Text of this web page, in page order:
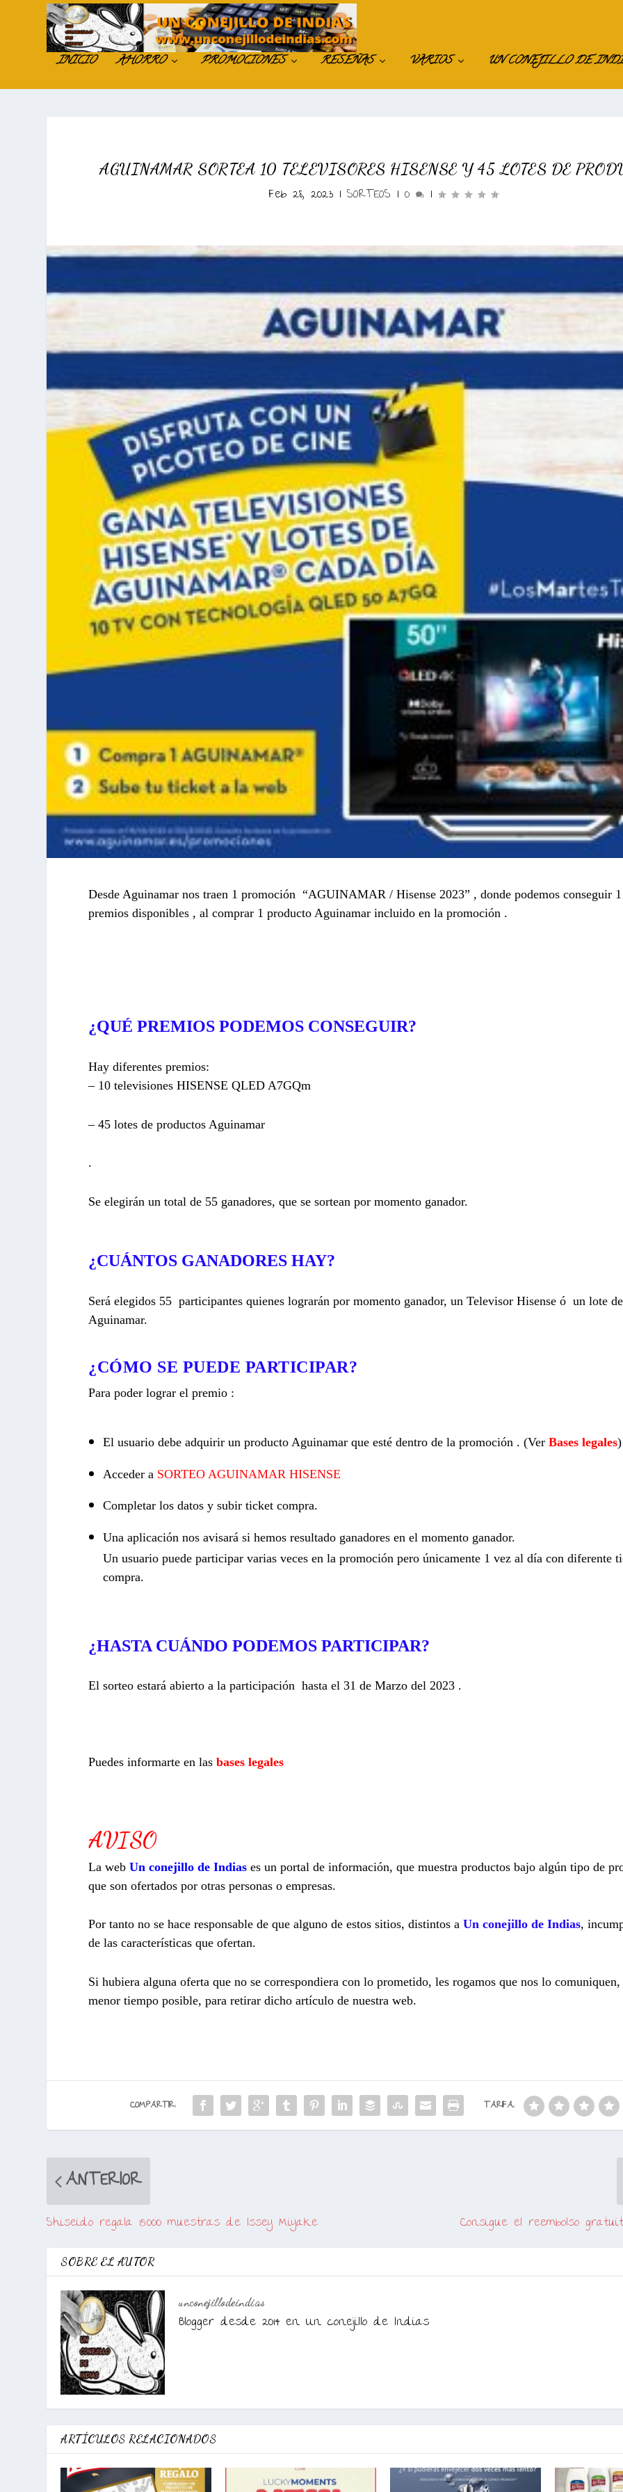
INICIO AHORRO PROMOCIONES RESEÑAS VARIOS UN CONEJILLO DE
AGUINAMAR SORTEA 10 TELEVISORES HISENSE Y 45 LOTES DE
Feb 28, 2023| SORTEOS | 0 |
Desde Aguinamar nos traen 1 promoción “AGUINAMAR / Hisense 2023” , donde podemos conseguir
premios disponibles , al comprar 1 producto Aguinamar incluido en la promoción .
¿QUÉ PREMIOS PODEMOS CONSEGUIR?
Hay diferentes premios:
– 10 televisiones HISENSE QLED A7GQm
– 45 lotes de productos Aguinamar
.
Se elegirán un total de 55 ganadores, que se sortean por momento ganador.
¿CUÁNTOS GANADORES HAY?
Será elegidos 55participantesquienes lograrán por momento ganador, un Televisor Hisense ó un lote
Aguinamar.
¿CÓMO SE PUEDE PARTICIPAR?
Para poder lograr el premio :
El usuario debe adquirir un producto Aguinamar que esté dentro de la promoción . (Ver Bases legales)
Acceder a SORTEO AGUINAMAR HISENSE
Completar los datos y subir ticket compra.
Una aplicación nos avisará si hemos resultado ganadores en el momento ganador.
Un usuario puede participar varias veces en la promoción pero únicamente 1 vez al día con diferente
compra.
¿HASTA CUÁNDO PODEMOS PARTICIPAR?
El sorteo estará abierto a la participación hasta el 31 de Marzo del 2023 .
Puedes informarte en lasbases legales
AVISO
La webUn conejillo de Indias es un portal de información, que muestra productos bajo algún tipo de
que son ofertados por otras personas o empresas.
Por tanto no se hace responsable de que alguno de estos sitios, distintos aUn conejillo de Indias,
de las características que ofertan.
Si hubiera alguna oferta que no se correspondiera con lo prometido, les rogamos que nos lo
menor tiempo posible, para retirar dicho artículo de nuestra web.
COMPARTIR: TARIFA:
ANTERIOR
Shiseido regala 15.000 muestras de Issey Miyake Consigue el reembolso
SOBRE EL AUTOR
unconejillodeindias
Blogger desde 2014 en Un conejillo de Indias
ARTÍCULOS RELACIONADOS